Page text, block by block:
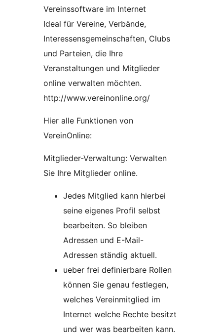
Vereinssoftware im Internet
Ideal für Vereine, Verbände,
Interessensgemeinschaften, Clubs
und Parteien, die Ihre
Veranstaltungen und Mitglieder
online verwalten möchten.
http://www.vereinonline.org/
Hier alle Funktionen von
VereinOnline:
Mitglieder-Verwaltung: Verwalten
Sie Ihre Mitglieder online.
Jedes Mitglied kann hierbei
seine eigenes Profil selbst
bearbeiten. So bleiben
Adressen und E-Mail-
Adressen ständig aktuell.
ueber frei definierbare Rollen
können Sie genau festlegen,
welches Vereinmitglied im
Internet welche Rechte besitzt
und wer was bearbeiten kann.